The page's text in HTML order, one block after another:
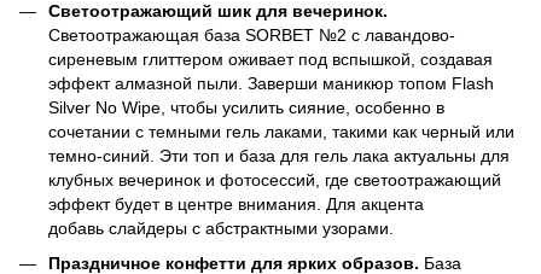
Светоотражающий шик для вечеринок.
Светоотражающая база SORBET №2 с лавандово-
сиреневым глиттером оживает под вспышкой, создавая
эффект алмазной пыли. Заверши маникюр топом Flash
Silver No Wipe, чтобы усилить сияние, особенно в
сочетании с темными гель лаками, такими как черный или
темно-синий. Эти топ и база для гель лака актуальны для
клубных вечеринок и фотосессий, где светоотражающий
эффект будет в центре внимания. Для акцента
добавь слайдеры с абстрактными узорами.
Праздничное конфетти для ярких образов. База